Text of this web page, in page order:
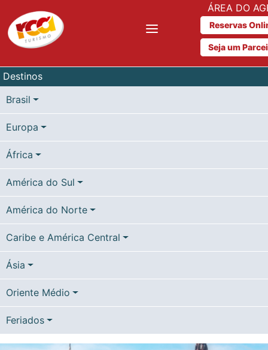
ÁREA DO
Reservas
Seja um
Destinos
Brasil
Europa
África
América do Sul
América do Norte
Caribe e América Central
Ásia
Oriente Médio
Feriados